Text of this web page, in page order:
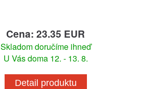
Cena: 23.35 EUR
Skladom doručíme ihneď
U Vás doma 12. - 13. 8.
Detail produktu